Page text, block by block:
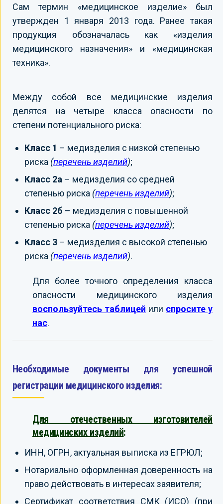
Сам термин «медицинское изделие» был
утвержден 1 января 2013 года. Ранее такая
продукция обозначалась как «изделия
медицинского назначения» и «медицинская
техника».
Между собой все медицинские изделия
делятся на четыре класса опасности по
степени потенциального риска:
Класс 1 – медизделия с низкой степенью
риска (перечень изделий);
Класс 2а – медизделия со средней
степенью риска (перечень изделий);
Класс 2б – медизделия с повышенной
степенью риска (перечень изделий);
Класс 3 – медизделия с высокой степенью
риска (перечень изделий).
Для более точного определения класса
опасности медицинского изделия
воспользуйтесь таблицей или спросите у
нас.
Необходимые документы для успешной
регистрации медицинского изделия:
Для отечественных изготовителей
медицинских изделий:
ИНН, ОГРН, актуальная выписка из ЕГРЮЛ;
Нотариально оформленная доверенность на
право действовать в интересах заявителя;
Сертификат соответствия СМК (ИСО) (при